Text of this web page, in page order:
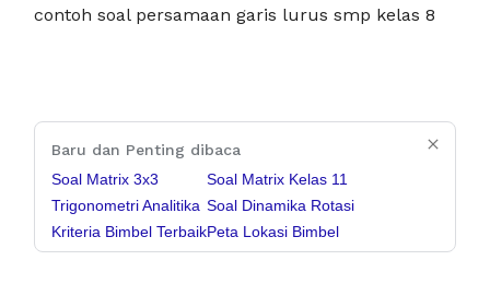
contoh soal persamaan garis lurus smp kelas 8
Baru dan Penting dibaca
Soal Matrix 3x3
Trigonometri Analitika
Kriteria Bimbel Terbaik
Soal Matrix Kelas 11
Soal Dinamika Rotasi
Peta Lokasi Bimbel